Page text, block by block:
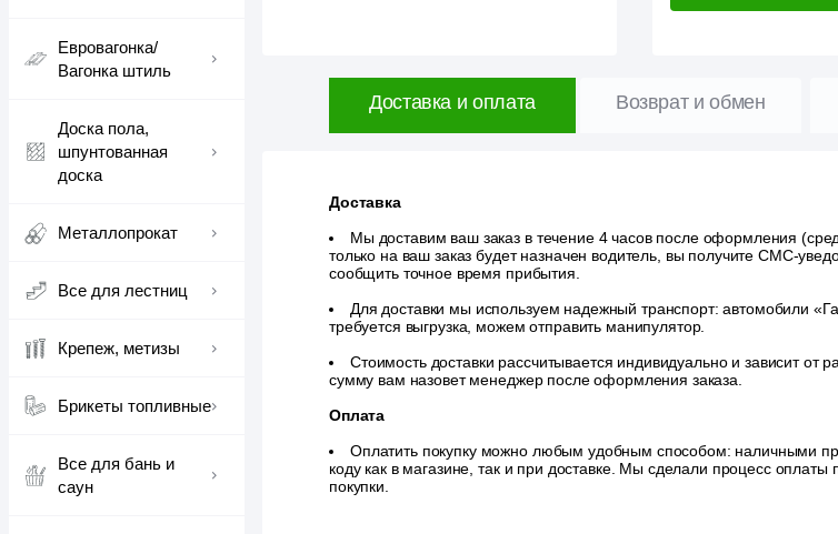
Евровагонка/
Вагонка штиль
Доска пола,
шпунтованная
доска
Металлопрокат
Все для лестниц
Крепеж, метизы
Брикеты топливные
Все для бань и
саун
Доставка и оплата Возврат и обмен
Доставка
Мы доставим ваш заказ в течение 4 часов после оформления
только на ваш заказ будет назначен водитель, вы получите СМС-
сообщить точное время прибытия.
Для доставки мы используем надежный транспорт: автомобили
требуется выгрузка, можем отправить манипулятор.
Стоимость доставки рассчитывается индивидуально и зависит
сумму вам назовет менеджер после оформления заказа.
Оплата
Оплатить покупку можно любым удобным способом: наличными
коду как в магазине, так и при доставке. Мы сделали процесс
покупки.